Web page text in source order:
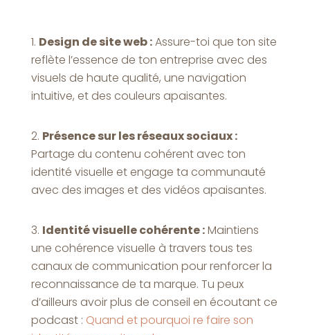
Design de site web :Assure-toi que ton site
reflète l’essence de ton entreprise avec des
visuels de haute qualité, une navigation
intuitive, et des couleurs apaisantes.
Présence sur les réseaux sociaux :
Partage du contenu cohérent avec ton
identité visuelle et engage ta communauté
avec des images et des vidéos apaisantes.
Identité visuelle cohérente :Maintiens
une cohérence visuelle à travers tous tes
canaux de communication pour renforcer la
reconnaissance de ta marque. Tu peux
d’ailleurs avoir plus de conseil en écoutant ce
podcast : Quand et pourquoi re faire son